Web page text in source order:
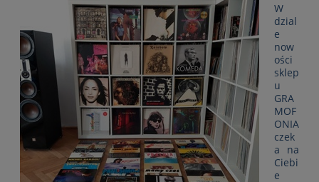
W
dzial
e
now
ości
sklep
u
GRA
MOF
ONIA
czek
a na
Ciebi
e